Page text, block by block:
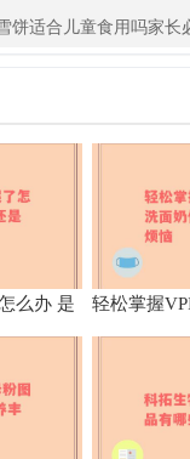
饼适合儿童食用吗家长
么办 是
题
轻松掌握
技巧，告别